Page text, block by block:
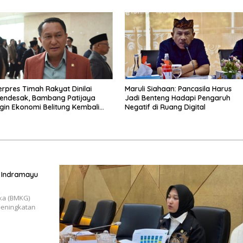
Timah Rakyat Dinilai
Bambang Patijaya
Ekonomi Belitung Kembali
Maruli Siahaan: Pancasila Harus
Jadi Benteng Hadapi Pengaruh
Negatif di Ruang Digital
Indramayu
(BMKG)